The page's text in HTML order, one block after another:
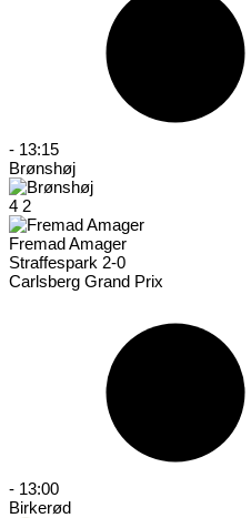
- 13:15
Brønshøj
4 2
Fremad Amager
Straffespark 2-0
Carlsberg Grand Prix
- 13:00
Birkerød